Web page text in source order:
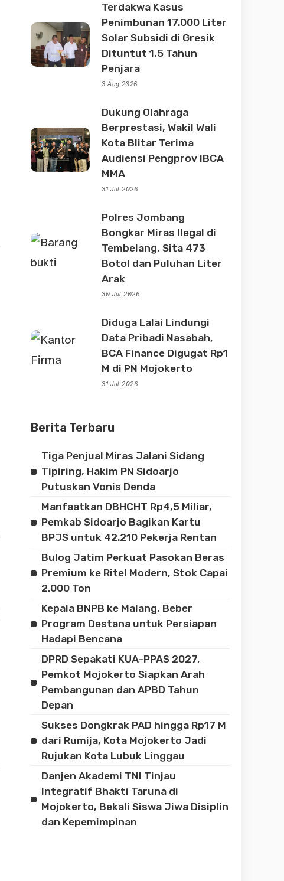
Terdakwa Kasus
Penimbunan 17.000 Liter
Solar Subsidi di Gresik
Dituntut 1,5 Tahun
Penjara
3 Aug 2026
Dukung Olahraga
Berprestasi, Wakil Wali
Kota Blitar Terima
Audiensi Pengprov IBCA
MMA
31 Jul 2026
Polres Jombang
Bongkar Miras Ilegal di
Tembelang, Sita 473
Botol dan Puluhan Liter
Arak
30 Jul 2026
Diduga Lalai Lindungi
Data Pribadi Nasabah,
BCA Finance Digugat Rp1
M di PN Mojokerto
31 Jul 2026
Berita Terbaru
Tiga Penjual Miras Jalani Sidang
Tipiring, Hakim PN Sidoarjo
Putuskan Vonis Denda
Manfaatkan DBHCHT Rp4,5 Miliar,
Pemkab Sidoarjo Bagikan Kartu
BPJS untuk 42.210 Pekerja Rentan
Bulog Jatim Perkuat Pasokan Beras
Premium ke Ritel Modern, Stok Capai
2.000 Ton
Kepala BNPB ke Malang, Beber
Program Destana untuk Persiapan
Hadapi Bencana
DPRD Sepakati KUA-PPAS 2027,
Pemkot Mojokerto Siapkan Arah
Pembangunan dan APBD Tahun
Depan
Sukses Dongkrak PAD hingga Rp17 M
dari Rumija, Kota Mojokerto Jadi
Rujukan Kota Lubuk Linggau
Danjen Akademi TNI Tinjau
Integratif Bhakti Taruna di
Mojokerto, Bekali Siswa Jiwa Disiplin
dan Kepemimpinan